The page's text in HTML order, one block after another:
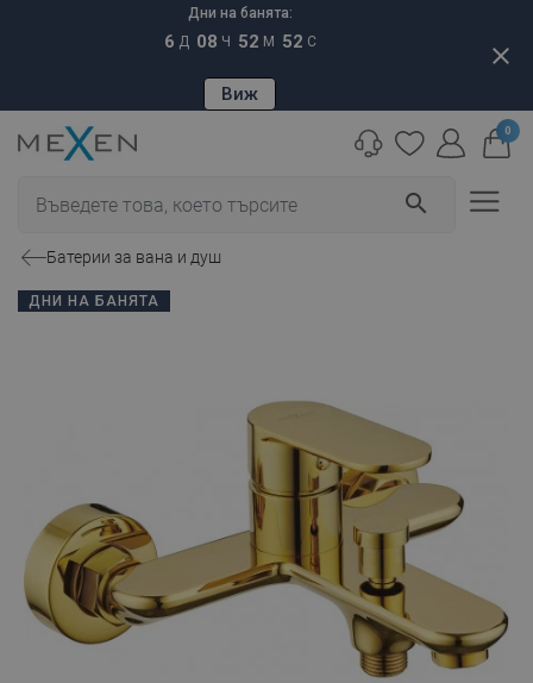
Дни на банята:
6 Д 08 Ч 52 М 52 С
Виж
close
search
0
Батерии за вана и душ
ДНИ НА БАНЯТА